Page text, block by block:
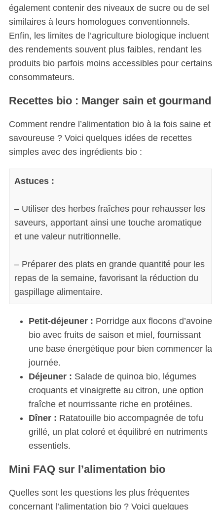
également contenir des niveaux de sucre ou de sel
similaires à leurs homologues conventionnels.
Enfin, les limites de l’agriculture biologique incluent
des rendements souvent plus faibles, rendant les
produits bio parfois moins accessibles pour certains
consommateurs.
Recettes bio : Manger sain et gourmand
Comment rendre l’alimentation bio à la fois saine et
savoureuse ? Voici quelques idées de recettes
simples avec des ingrédients bio :
Astuces :
– Utiliser des herbes fraîches pour rehausser les
saveurs, apportant ainsi une touche aromatique
et une valeur nutritionnelle.
– Préparer des plats en grande quantité pour les
repas de la semaine, favorisant la réduction du
gaspillage alimentaire.
Petit-déjeuner : Porridge aux flocons d’avoine
bio avec fruits de saison et miel, fournissant
une base énergétique pour bien commencer la
journée.
Déjeuner : Salade de quinoa bio, légumes
croquants et vinaigrette au citron, une option
fraîche et nourrissante riche en protéines.
Dîner : Ratatouille bio accompagnée de tofu
grillé, un plat coloré et équilibré en nutriments
essentiels.
Mini FAQ sur l’alimentation bio
Quelles sont les questions les plus fréquentes
concernant l’alimentation bio ? Voici quelques